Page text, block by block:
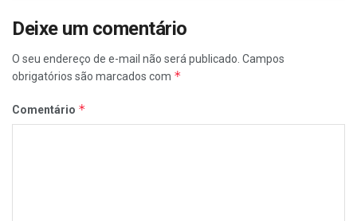
Deixe um comentário
O seu endereço de e-mail não será publicado. Campos
obrigatórios são marcados com *
Comentário *